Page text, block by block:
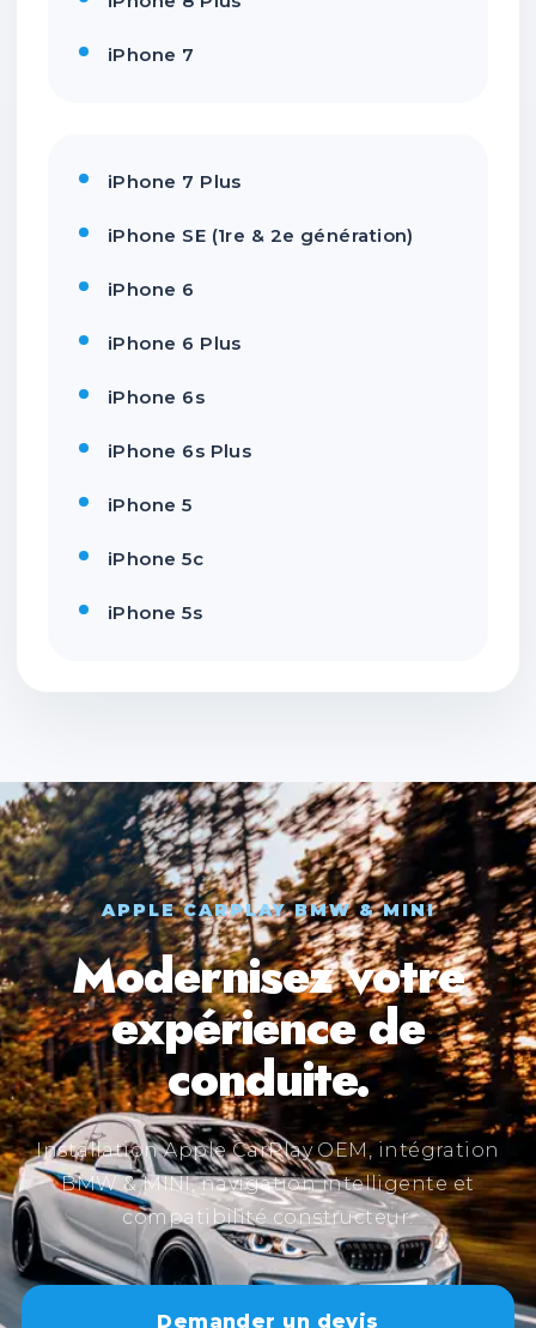
iPhone 7
iPhone 7 Plus
iPhone SE (1re & 2e génération)
iPhone 6
iPhone 6 Plus
iPhone 6s
iPhone 6s Plus
iPhone 5
iPhone 5c
iPhone 5s
APPLE CARPLAY BMW & MINI
Modernisez votre
expérience de
conduite.
Installation Apple CarPlay OEM, intégration
BMW & MINI, navigation intelligente et
compatibilité constructeur.
Demander un devis